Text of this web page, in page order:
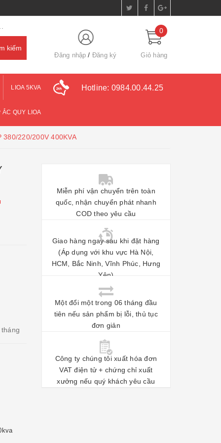
Đăng nhập Đăng ký
0
Giỏ hàng
LIOA 5KVA
ẮC QUY LIOA
Hotline: 0984.00.44.25
380/220/200V 400KVA
Miễn phí vận chuyển trên toàn
quốc, nhận chuyển phát nhanh
COD theo yêu cầu
Giao hàng ngay sau khi đặt hàng
(Áp dụng với khu vực Hà Nội,
HCM, Bắc Ninh, Vĩnh Phúc, Hưng
Yên)
Một đổi một trong 06 tháng đầu
tiên nếu sản phẩm bị lỗi, thủ tục
đơn giản
Công ty chúng tôi xuất hóa đơn
VAT điện tử + chứng chỉ xuất
xưởng nếu quý khách yêu cầu